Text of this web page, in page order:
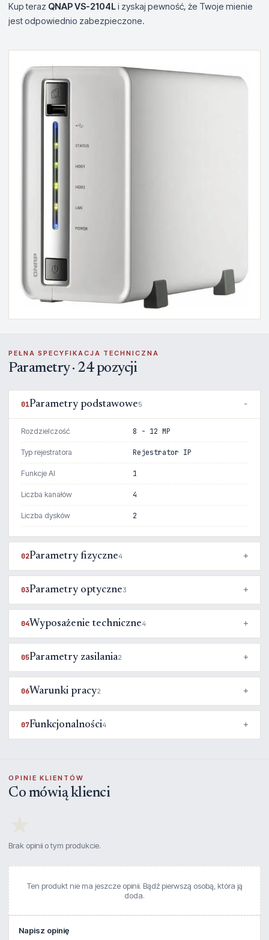
Kup teraz QNAP VS-2104Li zyskaj pewność, że Twoje mienie
jest odpowiednio zabezpieczone.
PEŁNA SPECYFIKACJA TECHNICZNA
Parametry · 24 pozycji
01Parametry podstawowe5
Rozdzielczość 8 - 12 MP
Typ rejestratora Rejestrator IP
Funkcje AI 1
Liczba kanałów 4
Liczba dysków 2
02Parametry fizyczne4
03Parametry optyczne3
04Wyposażenie techniczne4
05Parametry zasilania2
06Warunki pracy2
07Funkcjonalności4
OPINIE KLIENTÓW
Co mówią klienci
Brak opinii o tym produkcie.
Ten produkt nie ma jeszcze opinii. Bądź pierwszą osobą, która ją
doda.
Napisz opinię